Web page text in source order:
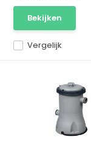
Vergelijk
Bekijken